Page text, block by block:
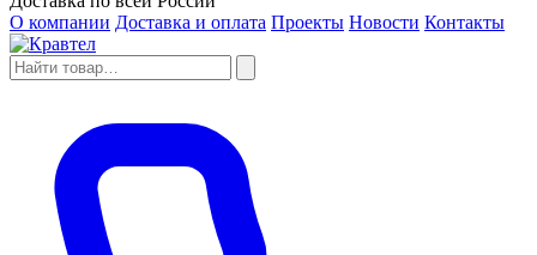
О компании Доставка и оплата Проекты Новости Контакты